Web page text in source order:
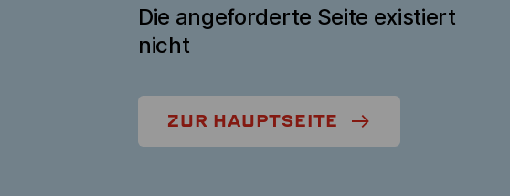
Die angeforderte Seite existiert
nicht
ZUR HAUPTSEITE